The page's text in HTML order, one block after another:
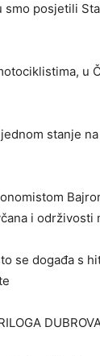
smo posjetili
u
stanje
i održivosti
se događa s